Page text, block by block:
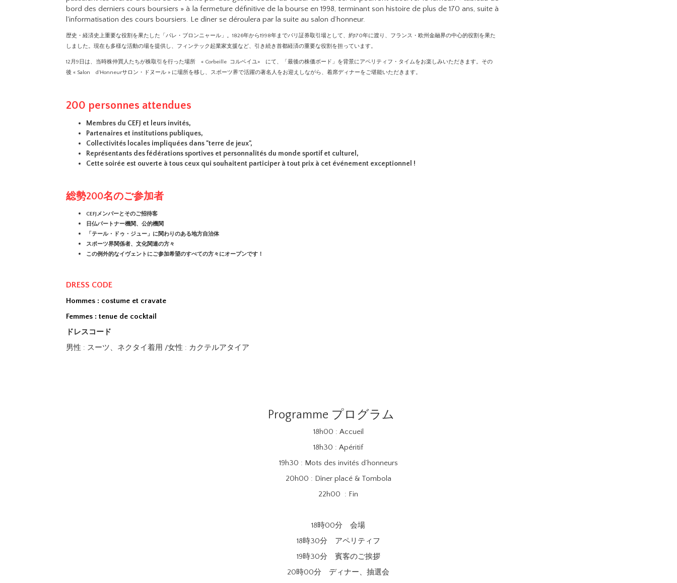
bord des derniers cours boursiers » à la fermeture définitive de la bourse en 1998, terminant son histoire de plus de 170 ans, suite à
l'informatisation des cours boursiers. Le dîner se déroulera par la suite au salon d’honneur.
歴史・経済史上重要な役割を果たした「パレ・ブロンニャール」。1826年から1998年までパリ証券取引場として、約170年に渡り、フランス・欧州金融界の中心的役割を果た
しました。現在も多様な活動の場を提供し、フィンテック起業家支援など、引き続き首都経済の重要な役割を担っています。
12月9日は、当時株仲買人たちが株取引を行った場所 « Corbeille コルベイユ» にて、「最後の株価ボード」を背景にアペリティフ・タイムをお楽しみいただきます。その
後 « Salon d’Honneurサロン・ドヌール » に場所を移し、スポーツ界で活躍の著名人をお迎えしながら、着席ディナーをご堪能いただきます。
200 personnes attendues
Membres du CEFJ et leurs invités,
Partenaires et institutions publiques,
Collectivités locales impliquées dans "terre de jeux",
Représentants des fédérations sportives et personnalités du monde sportif et culturel,
Cette soirée est ouverte à tous ceux qui souhaitent participer à tout prix à cet événement exceptionnel !
総勢200名のご参加者
CEFJメンバーとそのご招待客
日仏パートナー機関、公的機関
「テール・ドゥ・ジュー」に関わりのある地方自治体
スポーツ界関係者、文化関連の方々
この例外的なイヴェントにご参加希望のすべての方々にオープンです！
DRESS CODE
Hommes : costume et cravate
Femmes : tenue de cocktail
ドレスコード
男性 : スーツ、ネクタイ着用 /女性 : カクテルアタイア
Programme プログラム
18h00 : Accueil
18h30 : Apéritif
19h30 : Mots des invités d’honneurs
20h00 : Dîner placé & Tombola
22h00 : Fin
18時00分 会場
18時30分 アペリティフ
19時30分 賓客のご挨拶
20時00分 ディナー、抽選会